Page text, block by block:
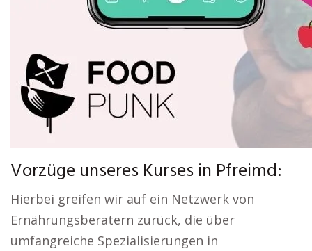
Vorzüge unseres Kurses in Pfreimd:
Hierbei greifen wir auf ein Netzwerk von
Ernährungsberatern zurück, die über
umfangreiche Spezialisierungen in